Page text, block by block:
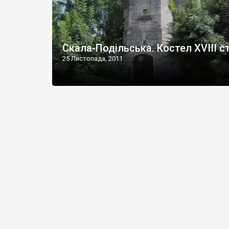
Скала-Подільська. Костел XVIII
25 Листопада, 2011